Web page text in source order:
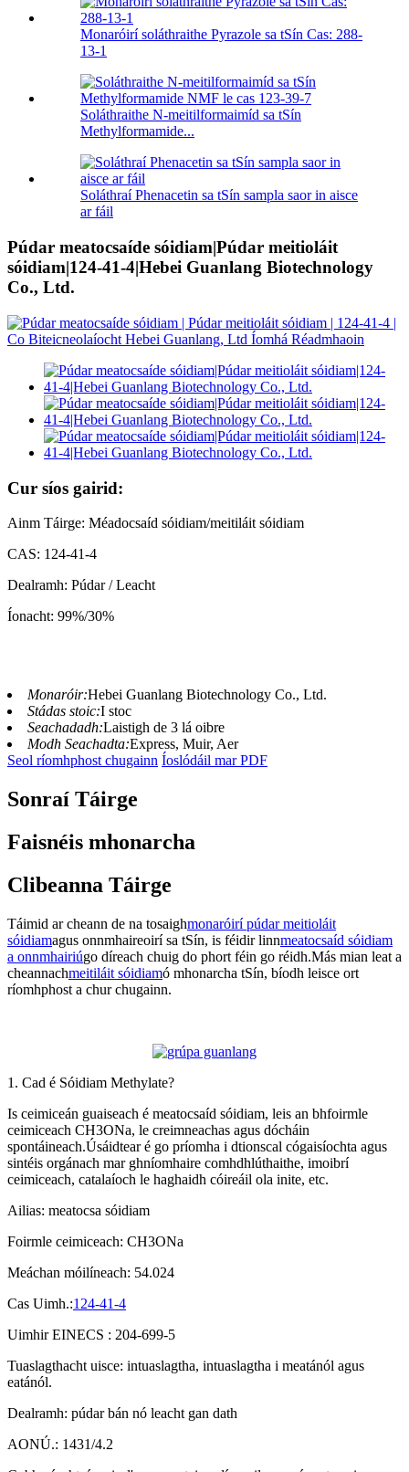
Monaróirí soláthraithe Pyrazole sa tSín Cas: 288-
13-1
Soláthraithe N-meitilformaimíd sa tSín
Methylformamide...
Soláthraí Phenacetin sa tSín sampla saor in aisce
ar fáil
Púdar meatocsaíde sóidiam|Púdar meitioláit
sóidiam|124-41-4|Hebei Guanlang Biotechnology
Co., Ltd.
Cur síos gairid:
Ainm Táirge: Méadocsaíd sóidiam/meitiláit sóidiam
CAS: 124-41-4
Dealramh: Púdar / Leacht
Íonacht: 99%/30%
Monaróir:Hebei Guanlang Biotechnology Co., Ltd.
Stádas stoic:I stoc
Seachadadh:Laistigh de 3 lá oibre
Modh Seachadta:Express, Muir, Aer
Seol ríomhphost chugainn Íoslódáil mar PDF
Sonraí Táirge
Faisnéis mhonarcha
Clibeanna Táirge
Táimid ar cheann de na tosaighmonaróirí púdar meitioláit
sóidiamagus onnmhaireoirí sa tSín, is féidir linnmeatocsaíd sóidiam
a onnmhairiúgo díreach chuig do phort féin go réidh.Más mian leat a
cheannachmeitiláit sóidiamó mhonarcha tSín, bíodh leisce ort
ríomhphost a chur chugainn.
1. Cad é Sóidiam Methylate?
Is ceimiceán guaiseach é meatocsaíd sóidiam, leis an bhfoirmle
ceimiceach CH3ONa, le creimneachas agus dócháin
spontáineach.Úsáidtear é go príomha i dtionscal cógaisíochta agus
sintéis orgánach mar ghníomhaire comhdhlúthaithe, imoibrí
ceimiceach, catalaíoch le haghaidh cóireáil ola inite, etc.
Ailias: meatocsa sóidiam
Foirmle ceimiceach: CH3ONa
Meáchan móilíneach: 54.024
Cas Uimh.:124-41-4
Uimhir EINECS : 204-699-5
Tuaslagthacht uisce: intuaslagtha, intuaslagtha i meatánól agus
eatánól.
Dealramh: púdar bán nó leacht gan dath
AONÚ.: 1431/4.2